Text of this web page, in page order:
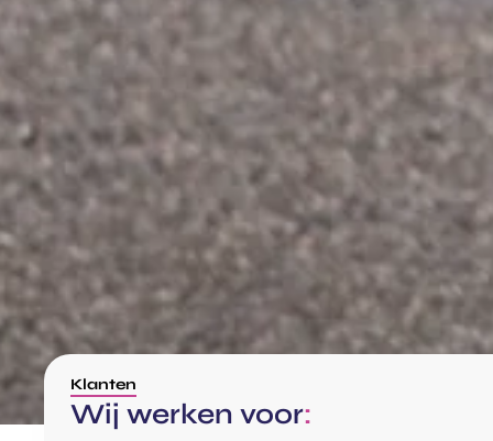
Klanten
Wij werken voor: